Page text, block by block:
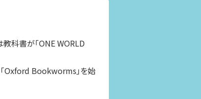
科書が「ONE WORLD
Oxford Bookworms」を始